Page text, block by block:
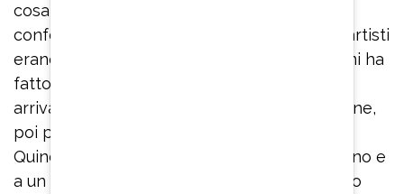
cosa importante – aveva argomentato in
conferenza stampa a Casa Sanremo – Altri artisti
erano saliti con gioielli riconoscibili, quello mi ha
fatto arrabbiare. Anche perché magari uno
arriva un’ora prima e mi dice che va tutto bene,
poi prima di salire sul palco mi dicono di no.
Quindi mi sono chiesto: ‘Perché a me la levano e
a un altro artista no?’”. A poche ore dal duetto